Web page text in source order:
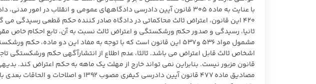
با عنایت به ماده ۳۰۵ قانون آیین دادرسی دادگاههای عمومی و انقلاب در
۴۲۰ این قانون، اعتراض ثالث محاکماتی در دادگاه صادر کننده حکم قطعی رسیدگی می گردد.
ثانیا، رسیدگی و صدور حکم ورشکستگی و اعتراض ثالث نسبت به آن، تابع احکام خاص
مشمول مواد ۵۳۶ و۵۳۷ این قانون است که با توجه به مفاد این دو ماده،
قانون مزبور نیست. بنابراین نمی تواند خارج از مهلت یک ماهه به حکم اعتراض کند.
مصادیق ماده ۴۷۷ قانون آیین دادرسی کیفری